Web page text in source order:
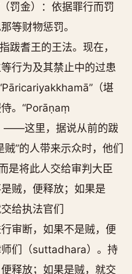
罚金）：依据罪行而罚
等财物惩罚。
跋耆王的王法。现在，
行为及其禁止中的过患
（堪
。“Porāṇaṃ
——这里，据说从前的跋
”的人带来示众时，他们
是将此人交给审判大臣
贼，便释放；如果是
给执法官们
审断，如果不是贼，便
们（suttadhara）。持
释放；如果是贼，就交